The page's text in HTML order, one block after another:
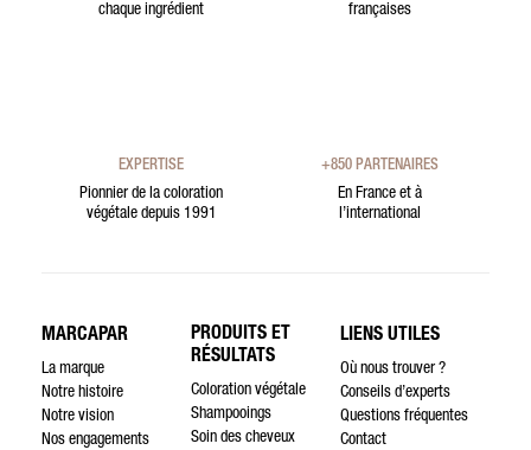
chaque ingrédient
françaises
EXPERTISE
Pionnier de la coloration
végétale depuis 1991
+850 PARTENAIRES
En France et à
l’international
MARCAPAR
La marque
Notre histoire
Notre vision
Nos engagements
PRODUITS ET
RÉSULTATS
Coloration végétale
Shampooings
Soin des cheveux
LIENS UTILES
Où nous trouver ?
Conseils d’experts
Questions fréquentes
Contact